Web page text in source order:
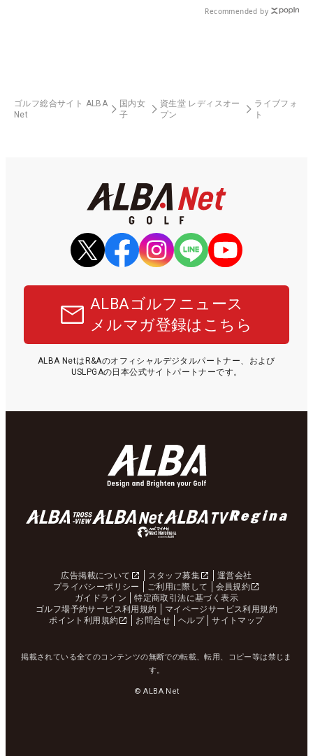
Recommended by
ゴルフ総合サイト ALBA
Net
国内女
子
資生堂 レディスオー
プン
ライブフォ
ト
ALBAゴルフニュース
メルマガ登録はこちら
ALBA NetはR&Aのオフィシャルデジタルパートナー、および
USLPGAの日本公式サイトパートナーです。
広告掲載について スタッフ募集
運営会社
プライバシーポリシー
ご利用に際して
会員規約
ガイドライン
特定商取引法に基づく表示
ゴルフ場予約サービス利用規約
マイページサービス利用規約
ポイント利用規約
お問合せ ヘルプ サイトマップ
掲載されている全てのコンテンツの無断での転載、転用、コピー等は禁じま
す。
© ALBA Net